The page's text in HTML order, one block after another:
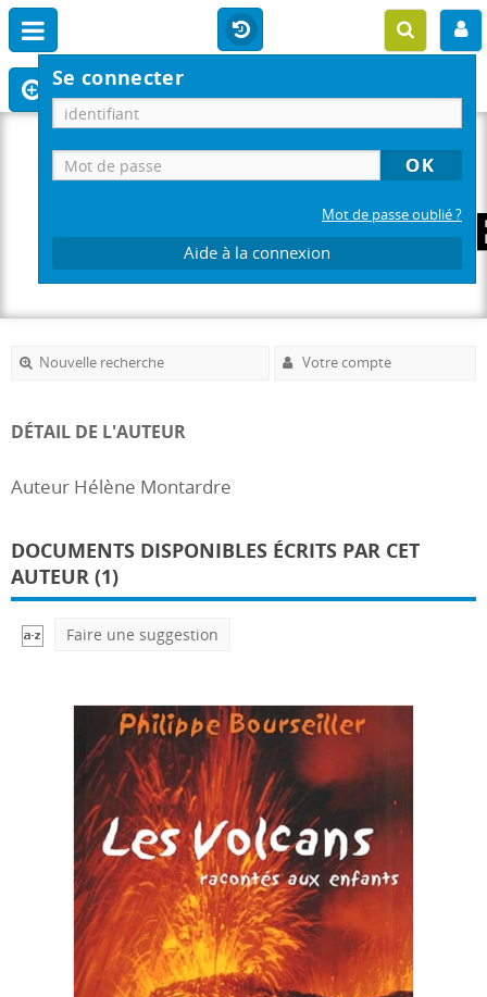
Se connecter
Mot de passe oublié ?
Aide à la connexion
Nouvelle recherche Votre compte
DÉTAIL DE L'AUTEUR
Auteur Hélène Montardre
DOCUMENTS DISPONIBLES ÉCRITS PAR CET
AUTEUR (1)
Faire une suggestion